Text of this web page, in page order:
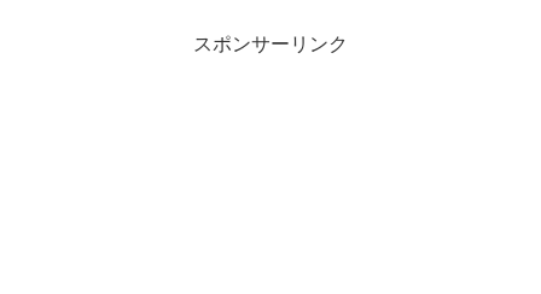
スポンサーリンク